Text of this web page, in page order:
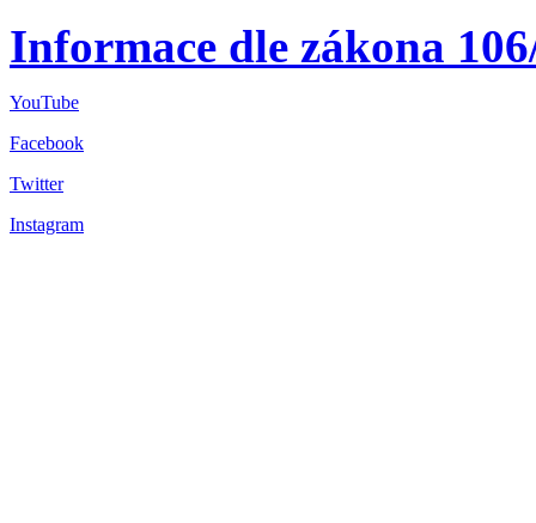
Informace dle zákona
YouTube
Facebook
Twitter
Instagram